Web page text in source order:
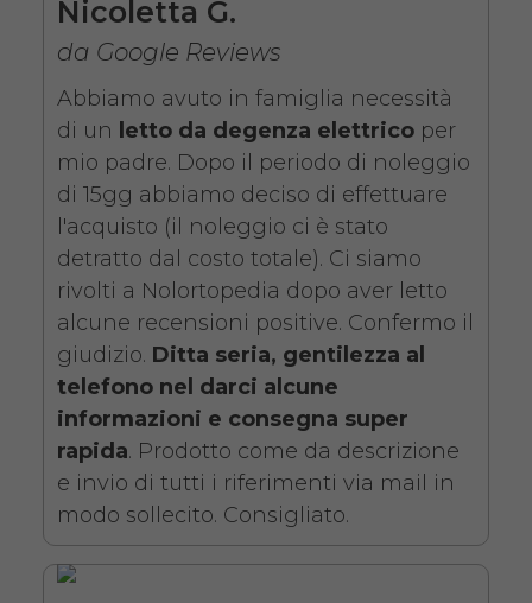
da 89,00€
SCHEDA COMPLETA
Noleggio Letto da
degenza ortopedico
elettrico in legno +
Materasso Antidecubito
Noleggio letto da degenza
Nicoletta G.
da Google Reviews
Abbiamo avuto in famiglia necessità
di un letto da degenza elettrico per
mio padre. Dopo il periodo di noleggio
di 15gg abbiamo deciso di effettuare
l'acquisto (il noleggio ci è stato
detratto dal costo totale). Ci siamo
rivolti a Nolortopedia dopo aver letto
alcune recensioni positive. Confermo il
giudizio. Ditta seria, gentilezza al
telefono nel darci alcune
informazioni e consegna super
rapida. Prodotto come da descrizione
e invio di tutti i riferimenti via mail in
modo sollecito. Consigliato.